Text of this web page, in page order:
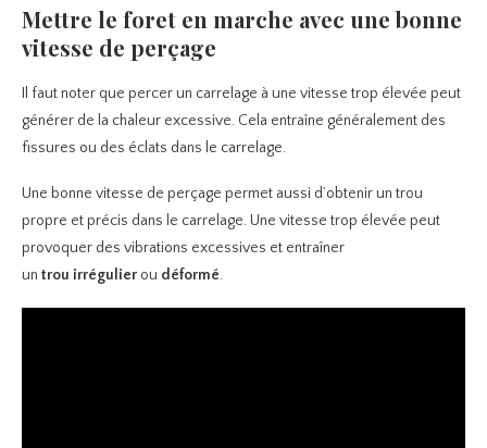
Mettre le foret en marche avec une bonne
vitesse de perçage
Il faut noter que percer un carrelage à une vitesse trop élevée peut
générer de la chaleur excessive. Cela entraîne généralement des
fissures ou des éclats dans le carrelage.
Une bonne vitesse de perçage permet aussi d’obtenir un trou
propre et précis dans le carrelage. Une vitesse trop élevée peut
provoquer des vibrations excessives et entraîner
un trou irrégulier ou déformé.